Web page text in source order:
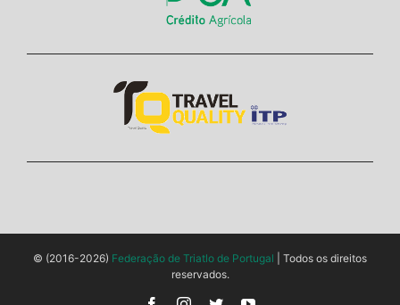
© (2016-2026) Federação de Triatlo de Portugal | Todos os direitos
reservados.